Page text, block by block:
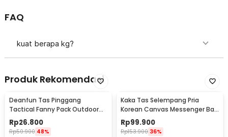
FAQ
kuat berapa kg?
Produk Rekomendasi
Deanfun Tas Pinggang
Tactical Fanny Pack Outdoor
Gear 12x5x17.5cm - ZSXD001
Rp26.800
Rp50.900 48%
Kaka Tas Selempang Pria
Korean Canvas Messenger Bag
- MY2642
Rp99.900
Rp153.900 36%